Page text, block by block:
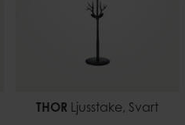
THOR Ljusstake, Svart